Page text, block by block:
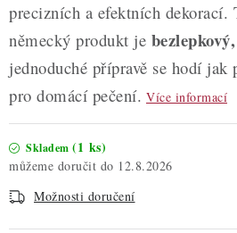
precizních a efektních dekorací.
německý produkt je
jednoduché přípravě se hodí
pro domácí pečení. Více informací
Skladem (1 ks)
12.8.2026
Možnosti doručení